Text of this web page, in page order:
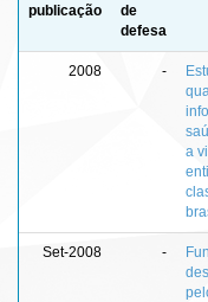
publicação
de
defesa
2008 -
a
Set-2008 -